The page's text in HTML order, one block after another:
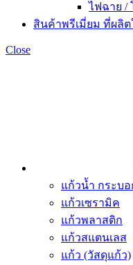
ไฟฉาย /
สินค้าพรีเมี่ยม ที่ผลิ
Close
แก้วน้ำ กระบ
แก้วเซรามิค
แก้วพลาสติก
แก้วสแตนเลส
แก้ว (วัสดุแก้ว)